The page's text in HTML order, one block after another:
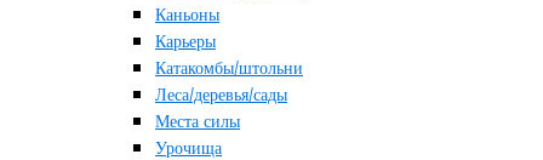
Каньоны
Карьеры
Катакомбы/штольни
Леса/деревья/сады
Места силы
Урочища